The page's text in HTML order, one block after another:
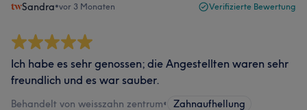
Sandra•vor 3 Monaten Verifizierte Bewertung
Ich habe es sehr genossen; die Angestellten waren sehr
freundlich und es war sauber.
Behandelt von weisszahn zentrum• Zahnaufhellung